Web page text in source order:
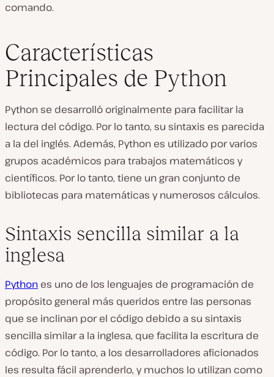
comando.
Características
Principales de Python
Python se desarrolló originalmente para facilitar la
lectura del código. Por lo tanto, su sintaxis es parecida
a la del inglés. Además, Python es utilizado por varios
grupos académicos para trabajos matemáticos y
científicos. Por lo tanto, tiene un gran conjunto de
bibliotecas para matemáticas y numerosos cálculos.
Sintaxis sencilla similar a la
inglesa
Python es uno de los lenguajes de programación de
propósito general más queridos entre las personas
que se inclinan por el código debido a su sintaxis
sencilla similar a la inglesa, que facilita la escritura de
código. Por lo tanto, a los desarrolladores aficionados
les resulta fácil aprenderlo, y muchos lo utilizan como